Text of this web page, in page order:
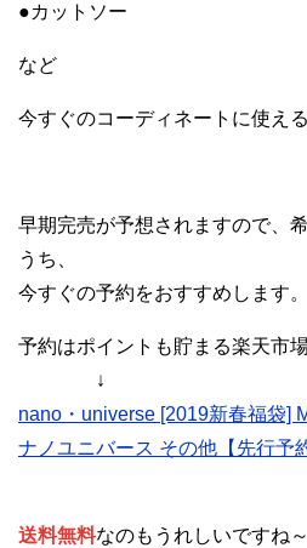
●カットソー
など
今すぐのコーディネートに使え
早期完売が予想されますので、
うち、
今すぐの予約をおすすめします。
予約はポイントも貯まる楽天市
↓
nano・universe [2019新春福袋]
ナノユニバース その他【先行予
送料無料なのもうれしいですね～